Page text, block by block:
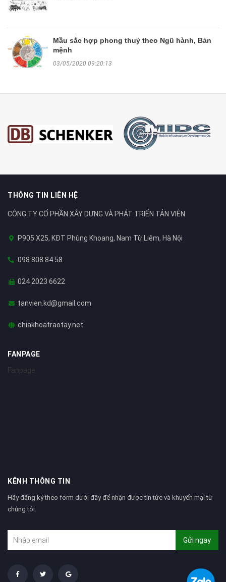
Mầu sắc hợp phong thuỷ theo Ngũ hành, Bản
mệnh
03/05/2020 09:20:13
THÔNG TIN LIÊN HỆ
CÔNG TY CỔ PHẦN XÂY DỰNG VÀ PHÁT TRIỂN TẢN VIÊN
P905 X25, KĐT Phùng Khoang, Nam Từ Liêm, Hà Nội
098 808 84 58
024 2023 6622
tanvien.kd@gmail.com
chiakhoatraotay.net
FANPAGE
Fanpage
KÊNH THÔNG TIN
Hãy đăng ký theo form dưới đây để nhận được tin tức và khuyến mại từ
chúng tôi.
Gửi ngay